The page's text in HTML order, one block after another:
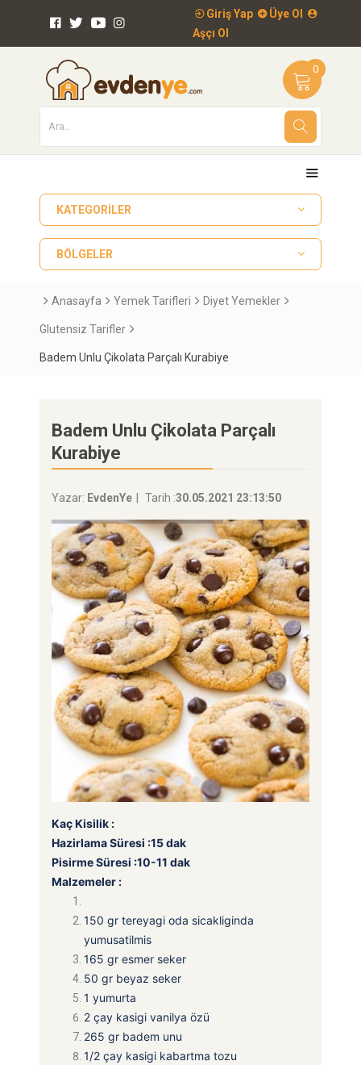
Giriş Yap
Üye Ol
Aşçı Ol
0
KATEGORILER
BÖLGELER
Anasayfa Yemek Tarifleri Diyet Yemekler
Glutensiz Tarifler
Badem Unlu Çikolata Parçalı Kurabiye
Badem Unlu Çikolata Parçalı
Kurabiye
Yazar: EvdenYe Tarih :30.05.2021 23:13:50
Kaç Kisilik :
Hazirlama Süresi :15 dak
Pisirme Süresi :10-11 dak
Malzemeler :
150 gr tereyagi oda sicakliginda
yumusatilmis
165 gr esmer seker
50 gr beyaz seker
1 yumurta
2 çay kasigi vanilya özü
265 gr badem unu
1/2 çay kasigi kabartma tozu